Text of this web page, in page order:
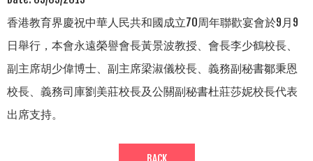
香港教育界慶祝中華人民共和國成立70周年聯歡宴會於9 月 9
日舉行，本會永遠榮譽會長黃景波教授、會長李少鶴校長、
副主席胡少偉博士、副主席梁淑儀校長、義務副秘書鄒秉恩
校長、義務司庫劉美莊校長及公關副秘書杜莊莎妮校長代表
出席支持。